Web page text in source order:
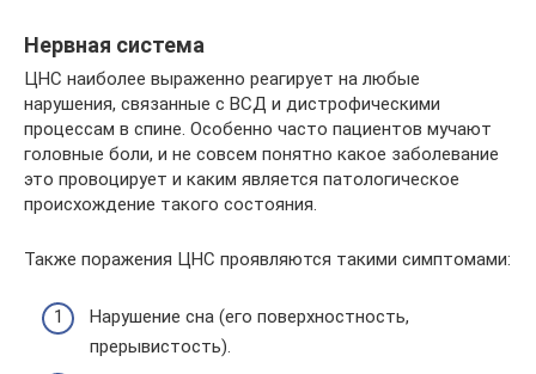
Нервная система
ЦНС наиболее выраженно реагирует на любые
нарушения, связанные с ВСД и дистрофическими
процессам в спине. Особенно часто пациентов мучают
головные боли, и не совсем понятно какое заболевание
это провоцирует и каким является патологическое
происхождение такого состояния.
Также поражения ЦНС проявляются такими симптомами:
Нарушение сна (его поверхностность,
прерывистость).